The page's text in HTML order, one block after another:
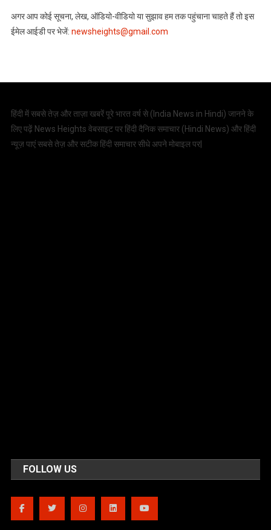
अगर आप कोई सूचना, लेख, ऑडियो-वीडियो या सुझाव हम तक पहुंचाना चाहते हैं तो इस
ईमेल आईडी पर भेजें: newsheights@gmail.com
हिंदी में सबसे तेज़ और ताज़ा खबरें पूरे भारत वर्ष से ( India News in Hindi) जानने के
लिए पढ़ें News Heights वेबसाइट पर हिंदी दैनिक समाचार (Hindi News) और हिंदी
न्यूज़ पाएं सबसे तेज़ और सटीक हिंदी समाचार सीधे अपने मोबाइल पर|
FOLLOW US